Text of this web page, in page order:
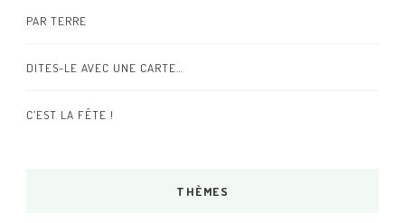
PAR TERRE
DITES-LE AVEC UNE CARTE…
C’EST LA FÊTE !
THÈMES